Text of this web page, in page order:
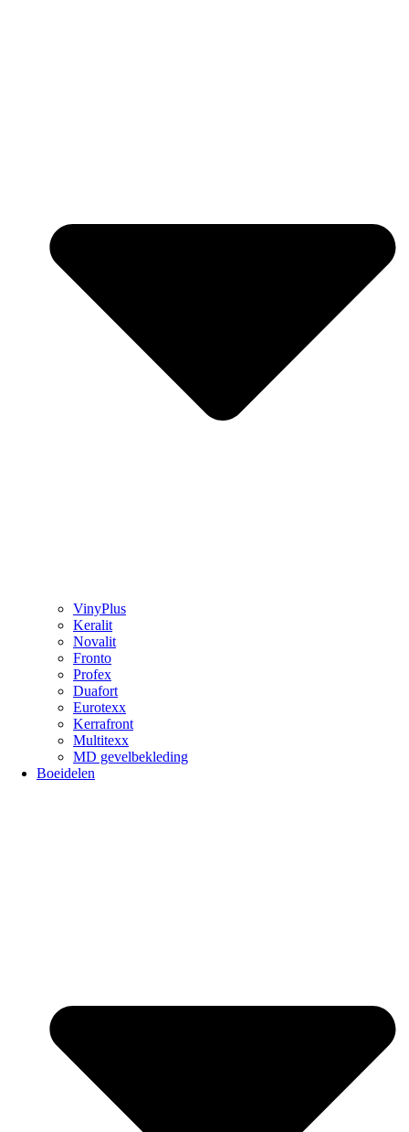
VinyPlus
Keralit
Novalit
Fronto
Profex
Duafort
Eurotexx
Kerrafront
Multitexx
MD gevelbekleding
Boeidelen